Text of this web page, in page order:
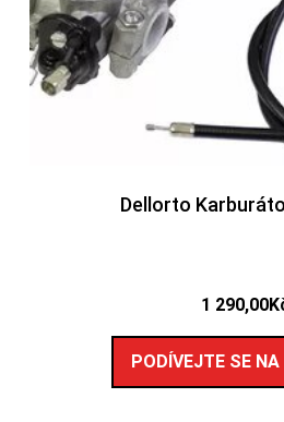
Dellorto
1 290,00
PODÍVEJTE SE NA